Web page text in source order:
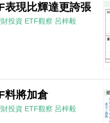
表現比輝達更誇張
投資 ETF觀察 呂梓毅
料將加倉
投資 ETF觀察 呂梓毅